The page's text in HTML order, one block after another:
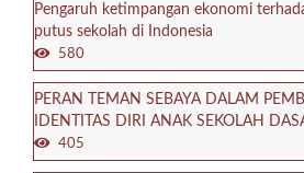
Pengaruh ketimpangan ekonomi
putus sekolah di Indonesia
580
PERAN TEMAN SEBAYA DALAM
IDENTITAS DIRI ANAK SEKOLAH
405